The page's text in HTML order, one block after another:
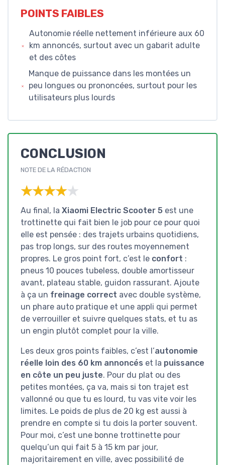
POINTS FAIBLES
Autonomie réelle nettement inférieure aux 60
km annoncés, surtout avec un gabarit adulte
et des côtes
Manque de puissance dans les montées un
peu longues ou prononcées, surtout pour les
utilisateurs plus lourds
CONCLUSION
NOTE DE LA RÉDACTION
★★★★★
★★★★★
Au final, la Xiaomi Electric Scooter 5 est une
trottinette qui fait bien le job pour ce pour quoi
elle est pensée : des trajets urbains quotidiens,
pas trop longs, sur des routes moyennement
propres. Le gros point fort, c’est le confort :
pneus 10 pouces tubeless, double amortisseur
avant, plateau stable, guidon rassurant. Ajoute
à ça un freinage correct avec double système,
un phare auto pratique et une appli qui permet
de verrouiller et suivre quelques stats, et tu as
un engin plutôt complet pour la ville.
Les deux gros points faibles, c’est l’autonomie
réelle loin des 60 km annoncés et la puissance
en côte un peu juste. Pour du plat ou des
petites montées, ça va, mais si ton trajet est
vallonné ou que tu es lourd, tu vas vite voir les
limites. Le poids de plus de 20 kg est aussi à
prendre en compte si tu dois la porter souvent.
Pour moi, c’est une bonne trottinette pour
quelqu’un qui fait 5 à 15 km par jour,
majoritairement en ville, avec possibilité de